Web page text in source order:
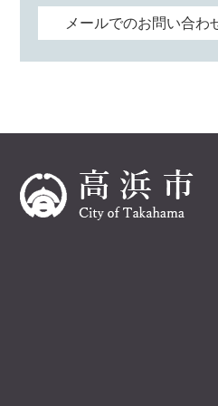
メールでのお問い合わ